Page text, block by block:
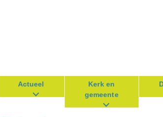
Actueel
Kerk en
gemeente